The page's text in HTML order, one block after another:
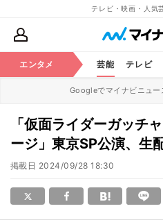
テレビ・映画・人気
エンタメ 芸能 テレビ
Googleでマイナビニュー
「仮面ライダーガッチ
ージ」東京SP公演、生
掲載日 2024/09/28 18:30